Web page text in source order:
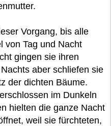
Vorgang, bis alle
von Tag und Nacht
gingen sie ihren
aber schliefen sie
der dichten Bäume.
im Dunkeln
hielten die ganze Nacht
weil sie fürchteten,